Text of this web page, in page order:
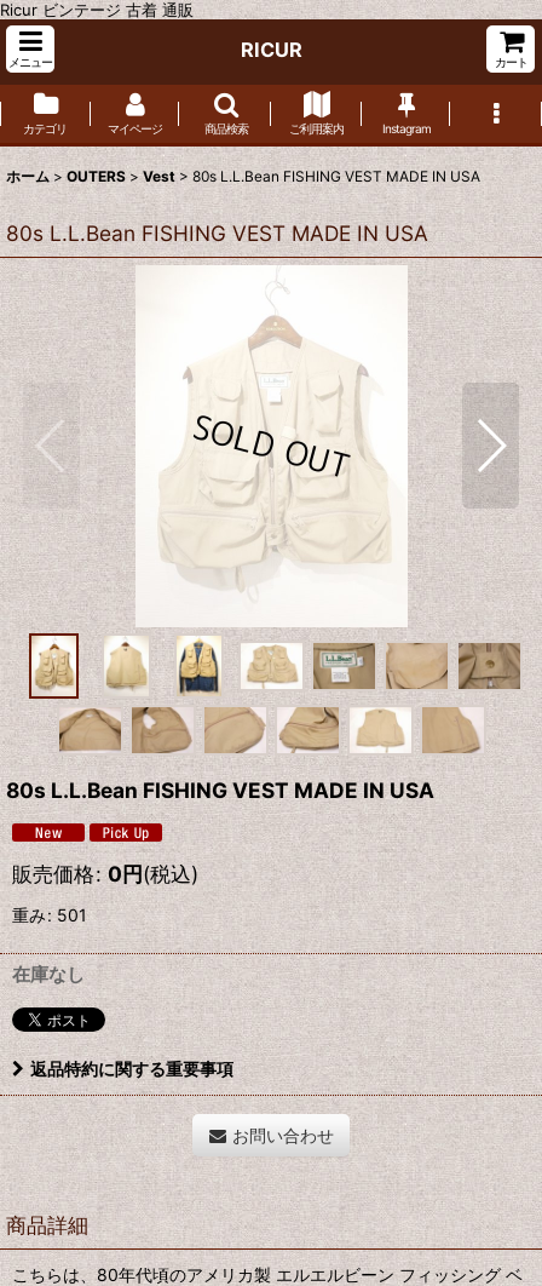
Ricur ビンテージ 古着 通販
メニュー
RICUR
カート
カテゴリ マイページ 商品検索 ご利用案内 Instagram
ホーム > OUTERS > Vest > 80s L.L.Bean FISHING VEST MADE IN USA
80s L.L.Bean FISHING VEST MADE IN USA
80s L.L.Bean FISHING VEST MADE IN USA
販売価格: 0円(税込)
重み:501
在庫なし
返品特約に関する重要事項
お問い合わせ
商品詳細
こちらは、80年代頃のアメリカ製 エルエルビーン フィッシング ベ